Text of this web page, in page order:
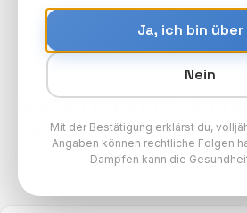
ELFBAR ELFX Pro - Pod
- Farbe: Forest
Ja, ich bin über
Nein
Mit der Bestätigung erklärst du,
Angaben können rechtliche Folgen
Dampfen kann die